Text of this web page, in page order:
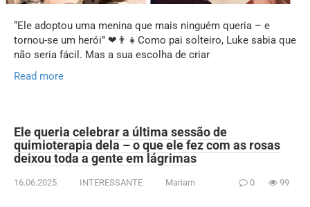
“Ele adoptou uma menina que mais ninguém queria – e
tornou-se um herói” ❤👨‍👧Como pai solteiro, Luke sabia que
não seria fácil. Mas a sua escolha de criar
Read more
Ele queria celebrar a última sessão de
quimioterapia dela – o que ele fez com as rosas
deixou toda a gente em lágrimas
16.06.2025 INTERESSANTE Mariam 0 99